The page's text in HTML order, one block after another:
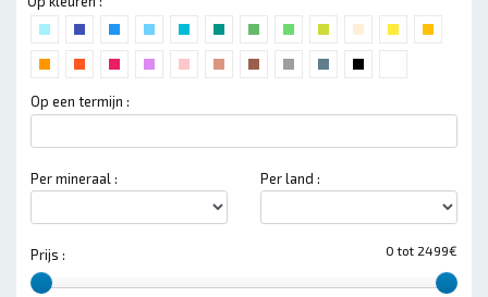
Op een termijn :
Per mineraal : Per land :
0 tot 2499€
Prijs :